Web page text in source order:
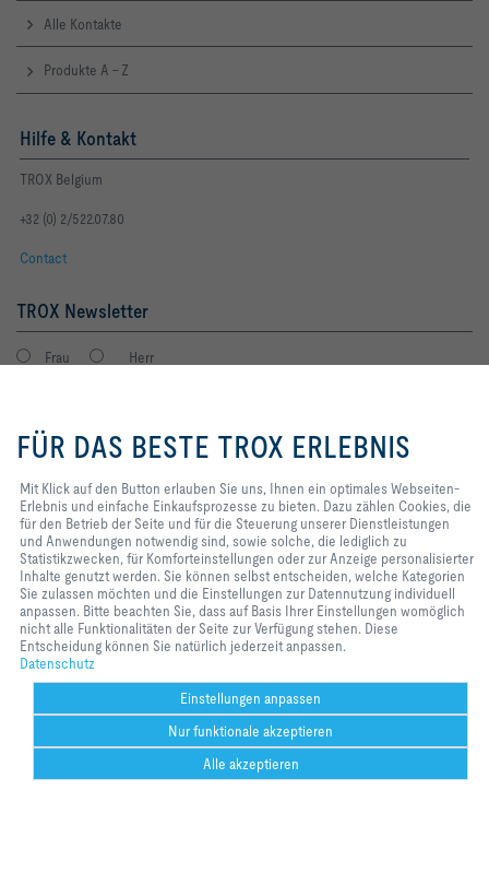
Help Desk Weitere
Alle Kontakte
Produkte A - Z
Hilfe & Kontakt
TROX Belgium
+32 (0) 2/522.07.80
Contact
TROX Newsletter
Frau Herr
Newsletter footer form legal terms Jetzt abonnieren
Home Kontakt Impressum AGB Datenschutz Disclaimer
2026 © TROX Austria GmbH
Sie uns, Ihnen ein optimales
Webseiten-Erlebnis und einfache
zählen Cookies, die für den Betrieb
der Seite und für die Steuerung
unserer Dienstleistungen und
Anwendungen notwendig sind,
sowie solche, die lediglich zu
Statistikzwecken, für
Komforteinstellungen oder zur
Anzeige personalisierter Inhalte
genutzt werden. Sie können selbst
entscheiden, welche Kategorien
Einstellungen zur Datennutzung
individuell anpassen. Bitte
beachten Sie, dass auf Basis Ihrer
Einstellungen womöglich nicht alle
Funktionalitäten der Seite zur
Verfügung stehen. Diese
Entscheidung können Sie natürlich
FÜR DAS BESTE TROX ERLEBNIS
Mit Klick auf den Button erlauben Sie uns, Ihnen ein optimales Webseiten-
Erlebnis und einfache Einkaufsprozesse zu bieten. Dazu zählen Cookies, die
für den Betrieb der Seite und für die Steuerung unserer Dienstleistungen
und Anwendungen notwendig sind, sowie solche, die lediglich zu
Statistikzwecken, für Komforteinstellungen oder zur Anzeige personalisierter
Inhalte genutzt werden. Sie können selbst entscheiden, welche Kategorien
Sie zulassen möchten und die Einstellungen zur Datennutzung individuell
anpassen. Bitte beachten Sie, dass auf Basis Ihrer Einstellungen womöglich
nicht alle Funktionalitäten der Seite zur Verfügung stehen. Diese
Entscheidung können Sie natürlich jederzeit anpassen.
Datenschutz
Einstellungen anpassen
Nur funktionale akzeptieren
Alle akzeptieren
Could not connect to the reCAPTCHA service. Please check your internet
connection and reload to get a reCAPTCHA challenge.